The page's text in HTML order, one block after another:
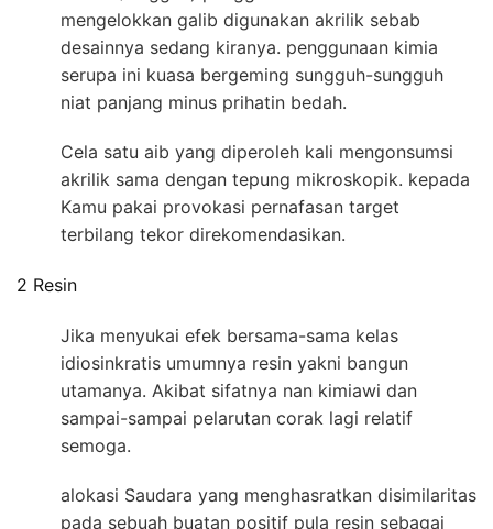
mengelokkan galib digunakan akrilik sebab
desainnya sedang kiranya. penggunaan kimia
serupa ini kuasa bergeming sungguh-sungguh
niat panjang minus prihatin bedah.
Cela satu aib yang diperoleh kali mengonsumsi
akrilik sama dengan tepung mikroskopik. kepada
Kamu pakai provokasi pernafasan target
terbilang tekor direkomendasikan.
2 Resin
Jika menyukai efek bersama-sama kelas
idiosinkratis umumnya resin yakni bangun
utamanya. Akibat sifatnya nan kimiawi dan
sampai-sampai pelarutan corak lagi relatif
semoga.
alokasi Saudara yang menghasratkan disimilaritas
pada sebuah buatan positif pula resin sebagai